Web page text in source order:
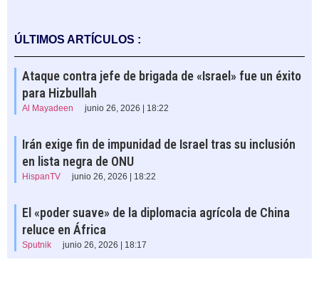
ÚLTIMOS ARTÍCULOS :
Ataque contra jefe de brigada de «Israel» fue un éxito
para Hizbullah
Al Mayadeen junio 26, 2026 | 18:22
Irán exige fin de impunidad de Israel tras su inclusión
en lista negra de ONU
HispanTV junio 26, 2026 | 18:22
El «poder suave» de la diplomacia agrícola de China
reluce en África
Sputnik junio 26, 2026 | 18:17